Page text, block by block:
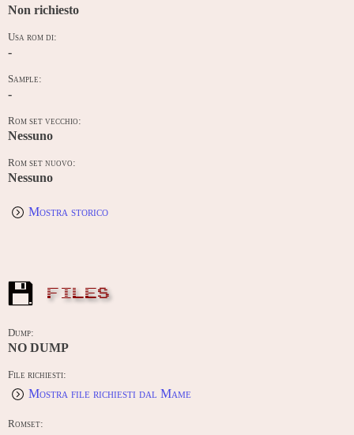
Non richiesto
Usa rom di:
-
Sample:
-
Rom set vecchio:
Nessuno
Rom set nuovo:
Nessuno
Mostra storico
FILES
Dump:
NO DUMP
File richiesti:
Mostra file richiesti dal Mame
Romset: